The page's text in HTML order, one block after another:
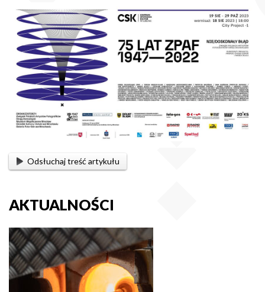
Odsłuchaj treść artykułu
AKTUALNOŚCI